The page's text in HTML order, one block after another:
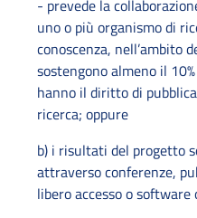
- prevede la
uno o più organismo di
conoscenza, nell’ambito
sostengono almeno il
hanno il diritto di
ricerca; oppure
b) i risultati del progetto
attraverso conferenze,
libero accesso o